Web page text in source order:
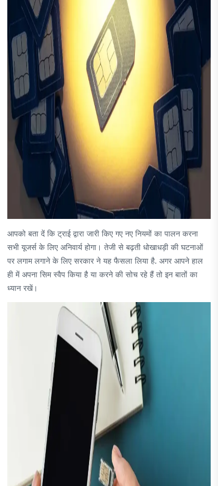
आपको बता दें कि ट्राई द्वारा जारी किए गए नए नियमों का पालन करना
सभी यूजर्स के लिए अनिवार्य होगा। तेजी से बढ़ती धोखाधड़ी की घटनाओं
पर लगाम लगाने के लिए सरकार ने यह फैसला लिया है. अगर आपने हाल
ही में अपना सिम स्वैप किया है या करने की सोच रहे हैं तो इन बातों का
ध्यान रखें।